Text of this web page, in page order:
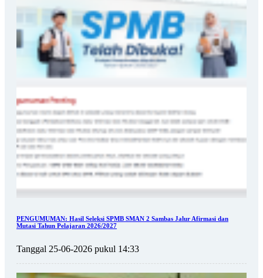
PENGUMUMAN: Hasil Seleksi SPMB SMAN 2 Sambas Jalur Afirmasi dan
Mutasi Tahun Pelajaran 2026/2027
Tanggal 25-06-2026 pukul 14:33